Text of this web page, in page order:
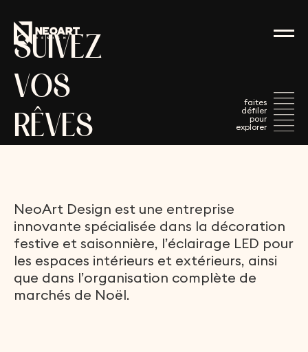
SUIVEZ
VOS
RÊVES
NeoArt Design est une entreprise
innovante spécialisée dans la décoration
festive et saisonnière, l’éclairage LED pour
les espaces intérieurs et extérieurs, ainsi
que dans l’organisation complète de
marchés de Noël.